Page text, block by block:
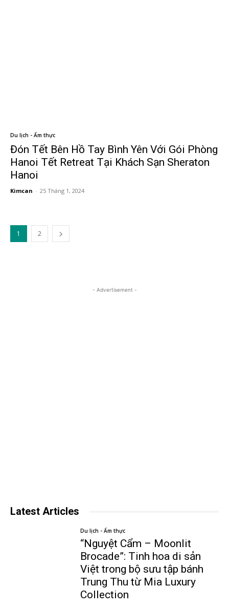
Du lịch - Ẩm thực
Đón Tết Bên Hồ Tay Bình Yên Với Gói Phòng
Hanoi Tết Retreat Tại Khách Sạn Sheraton
Hanoi
Kimcan - 25 Tháng 1, 2024
1 2
- Advertisement -
Latest Articles
Du lịch - Ẩm thực
“Nguyệt Cẩm – Moonlit
Brocade”: Tinh hoa di sản
Việt trong bộ sưu tập bánh
Trung Thu từ Mia Luxury
Collection